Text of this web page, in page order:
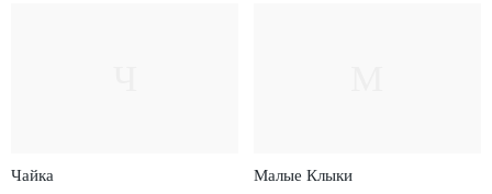
Чайка Малые Клыки